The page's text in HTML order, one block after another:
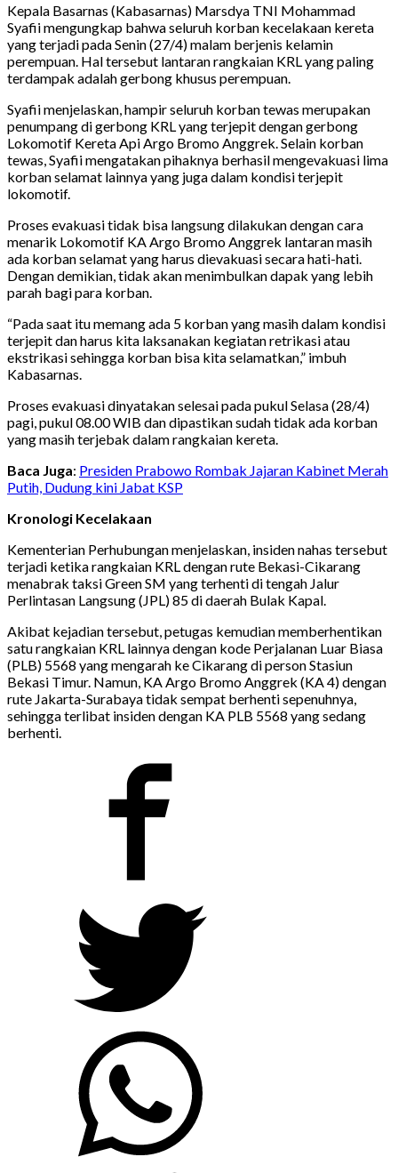
Kepala Basarnas (Kabasarnas) Marsdya TNI Mohammad
Syafii mengungkap bahwa seluruh korban kecelakaan kereta
yang terjadi pada Senin (27/4) malam berjenis kelamin
perempuan. Hal tersebut lantaran rangkaian KRL yang paling
terdampak adalah gerbong khusus perempuan.
Syafii menjelaskan, hampir seluruh korban tewas merupakan
penumpang di gerbong KRL yang terjepit dengan gerbong
Lokomotif Kereta Api Argo Bromo Anggrek. Selain korban
tewas, Syafii mengatakan pihaknya berhasil mengevakuasi lima
korban selamat lainnya yang juga dalam kondisi terjepit
lokomotif.
Proses evakuasi tidak bisa langsung dilakukan dengan cara
menarik Lokomotif KA Argo Bromo Anggrek lantaran masih
ada korban selamat yang harus dievakuasi secara hati-hati.
Dengan demikian, tidak akan menimbulkan dapak yang lebih
parah bagi para korban.
“Pada saat itu memang ada 5 korban yang masih dalam kondisi
terjepit dan harus kita laksanakan kegiatan retrikasi atau
ekstrikasi sehingga korban bisa kita selamatkan,” imbuh
Kabasarnas.
Proses evakuasi dinyatakan selesai pada pukul Selasa (28/4)
pagi, pukul 08.00 WIB dan dipastikan sudah tidak ada korban
yang masih terjebak dalam rangkaian kereta.
Baca Juga: Presiden Prabowo Rombak Jajaran Kabinet Merah
Putih, Dudung kini Jabat KSP
Kronologi Kecelakaan
Kementerian Perhubungan menjelaskan, insiden nahas tersebut
terjadi ketika rangkaian KRL dengan rute Bekasi-Cikarang
menabrak taksi Green SM yang terhenti di tengah Jalur
Perlintasan Langsung (JPL) 85 di daerah Bulak Kapal.
Akibat kejadian tersebut, petugas kemudian memberhentikan
satu rangkaian KRL lainnya dengan kode Perjalanan Luar Biasa
(PLB) 5568 yang mengarah ke Cikarang di person Stasiun
Bekasi Timur. Namun, KA Argo Bromo Anggrek (KA 4) dengan
rute Jakarta-Surabaya tidak sempat berhenti sepenuhnya,
sehingga terlibat insiden dengan KA PLB 5568 yang sedang
berhenti.